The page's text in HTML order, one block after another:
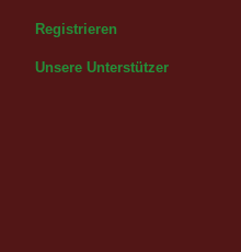
Registrieren
Unsere Unterstützer